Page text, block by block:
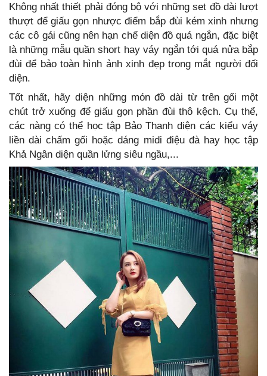
Không nhất thiết phải đóng bộ với những set đồ dài lượt
thượt để giấu gọn nhược điểm bắp đùi kém xinh nhưng
các cô gái cũng nên hạn chế diện đồ quá ngắn, đặc biệt
là những mẫu quần short hay váy ngắn tới quá nửa bắp
đùi để bảo toàn hình ảnh xinh đẹp trong mắt người đối
diện.
Tốt nhất, hãy diện những món đồ dài từ trên gối một
chút trở xuống để giấu gọn phần đùi thô kệch. Cụ thể,
các nàng có thể học tập Bảo Thanh diện các kiểu váy
liền dài chấm gối hoặc dáng midi điệu đà hay học tập
Khả Ngân diện quần lửng siêu ngầu,...